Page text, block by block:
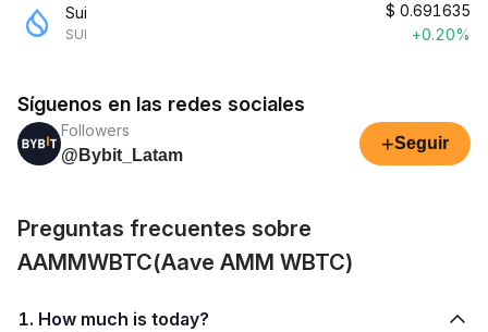
Sui
SUI
$ 0.691635
+0.20%
Síguenos en las redes sociales
Followers
@Bybit_Latam
+Seguir
Preguntas frecuentes sobre
AAMMWBTC(Aave AMM WBTC)
1. How much is today?